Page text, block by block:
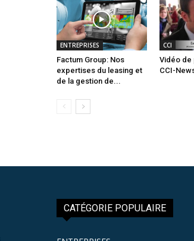
ENTREPRISES
Factum Group: Nos
expertises du leasing et
de la gestion de...
CCI
Vidéo de
CCI-
CATÉGORIE POPULAIRE